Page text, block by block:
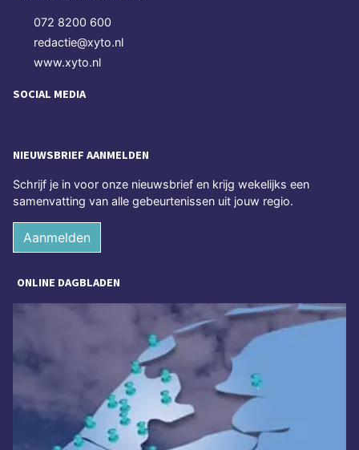
072 8200 600
redactie@xyto.nl
www.xyto.nl
SOCIAL MEDIA
NIEUWSBRIEF AANMELDEN
Schrijf je in voor onze nieuwsbrief en krijg wekelijks een
samenvatting van alle gebeurtenissen uit jouw regio.
Aanmelden
ONLINE DAGBLADEN